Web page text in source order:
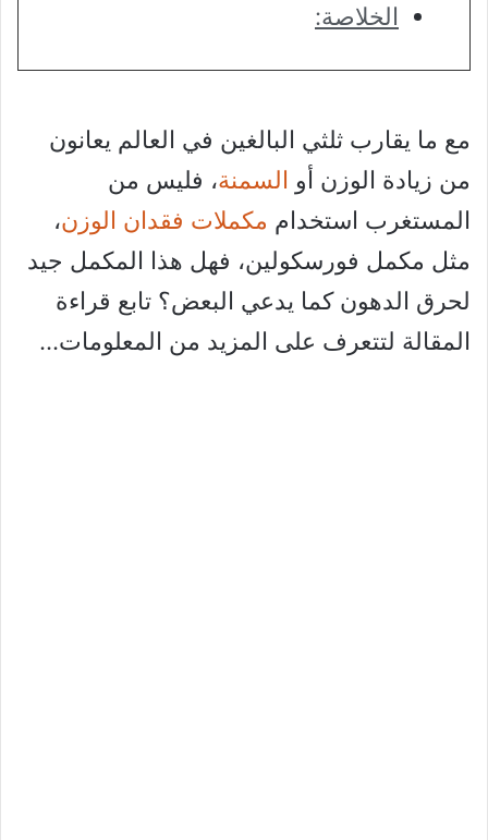
الخلاصة:
مع ما يقارب ثلثي البالغين في العالم يعانون
من زيادة الوزن أو السمنة، فليس من
المستغرب استخدام مكملات فقدان الوزن،
مثل مكمل فورسكولين، فهل هذا المكمل جيد
لحرق الدهون كما يدعي البعض؟ تابع قراءة
المقالة لتتعرف على المزيد من المعلومات…